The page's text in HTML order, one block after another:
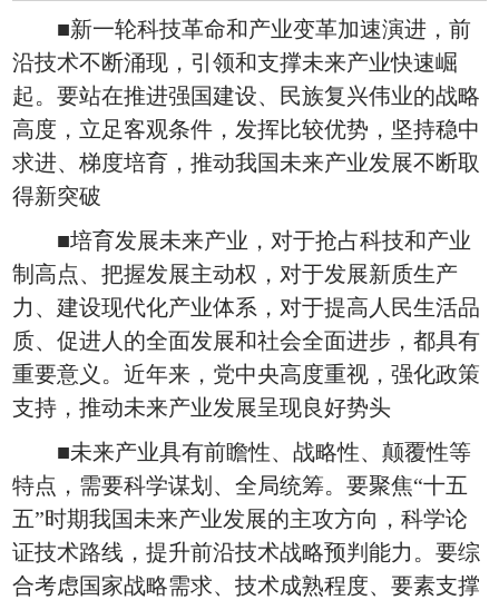
■新一轮科技革命和产业变革加速演进，前
沿技术不断涌现，引领和支撑未来产业快速崛
起。要站在推进强国建设、民族复兴伟业的战略
高度，立足客观条件，发挥比较优势，坚持稳中
求进、梯度培育，推动我国未来产业发展不断取
得新突破
■培育发展未来产业，对于抢占科技和产业
制高点、把握发展主动权，对于发展新质生产
力、建设现代化产业体系，对于提高人民生活品
质、促进人的全面发展和社会全面进步，都具有
重要意义。近年来，党中央高度重视，强化政策
支持，推动未来产业发展呈现良好势头
■未来产业具有前瞻性、战略性、颠覆性等
特点，需要科学谋划、全局统筹。要聚焦“十五
五”时期我国未来产业发展的主攻方向，科学论
证技术路线，提升前沿技术战略预判能力。要综
合考虑国家战略需求、技术成熟程度、要素支撑